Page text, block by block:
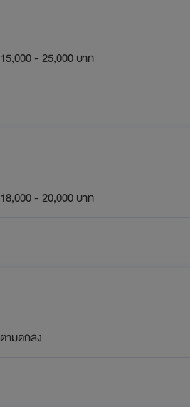
15,000 - 25,000 บาท
18,000 - 20,000 บาท
ตามตกลง